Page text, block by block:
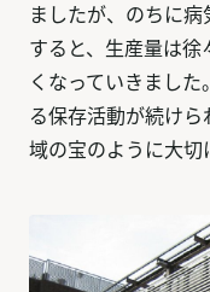
ましたが、のちに
すると、生産量は
くなっていきまし
る保存活動が続けら
域の宝のように大切